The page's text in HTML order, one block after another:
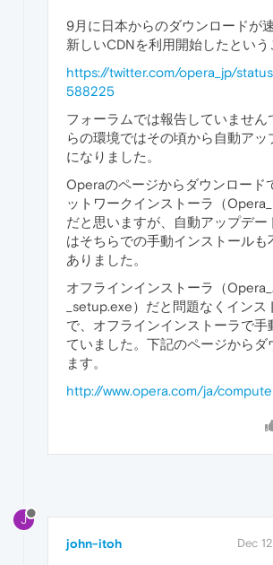
9月に日本からのダウンロードが
新しいCDNを利用開始したという
https://twitter.com/opera_jp/
588225
フォーラムでは報告していません
らの環境ではその頃から自動アッ
になりました。
Operaのページからダウンロード
ットワークインストーラ（
だと思いますが、自動アップデー
はそちらでの手動インストールも
ありました。
オフラインインストーラ（
_setup.exe）だと問題なくイン
で、オフラインインストーラで手
ていました。下記のページからダ
ます。
http://www.opera.com/ja/
J
john-itoh Dec